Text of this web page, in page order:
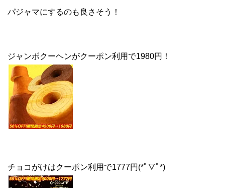
パジャマにするのも良さそう！
ジャンボクーヘンがクーポン利用で1980円！
チョコがけはクーポン利用で1777円(*ﾟ▽ﾟ*)